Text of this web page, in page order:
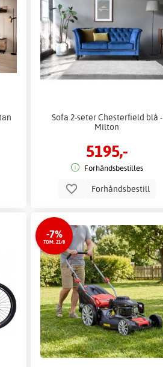
Sofa 2-seter Chesterfield blå -
Milton
5195,-
Forhåndsbestilles
Forhåndsbestill
-7%
TOM. 21/8